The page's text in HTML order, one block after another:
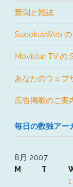
新聞と雑誌
SudokusWeb
Movistar TV の
あなたのウェブ
広告掲載のご案
毎日の数独アー
8月 2007
M
T
1